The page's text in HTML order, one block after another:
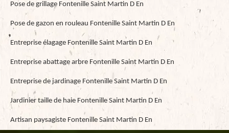
Pose de grillage Fontenille Saint Martin D En
Pose de gazon en rouleau Fontenille Saint Martin D En
Entreprise élagage Fontenille Saint Martin D En
Entreprise abattage arbre Fontenille Saint Martin D En
Entreprise de jardinage Fontenille Saint Martin D En
Jardinier taille de haie Fontenille Saint Martin D En
Artisan paysagiste Fontenille Saint Martin D En